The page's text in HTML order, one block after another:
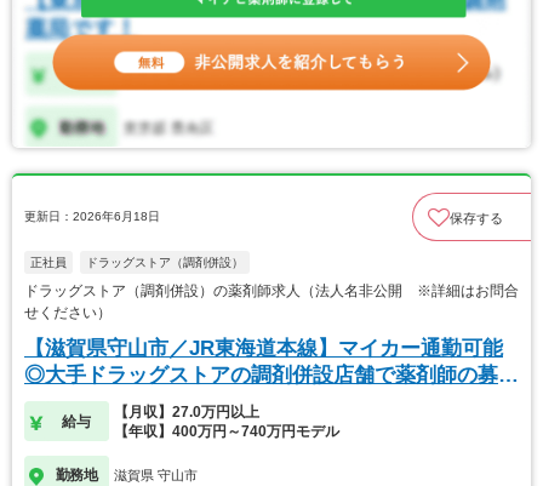
更新日：2026年6月18日 保存する
正社員 ドラッグストア（調剤併設）
ドラッグストア（調剤併設）の薬剤師求人（法人名非公開 ※詳細はお問合
せください）
【滋賀県守山市／JR東海道本線】マイカー通勤可能
◎大手ドラッグストアの調剤併設店舗で薬剤師の募集
です
給与
【月収】27.0万円以上
【年収】400万円～740万円モデル
勤務地 滋賀県 守山市